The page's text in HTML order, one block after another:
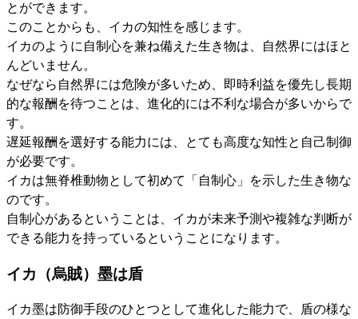
とができます。
このことからも、イカの知性を感じます。
イカのように自制心を兼ね備えた生き物は、自然界にはほと
んどいません。
なぜなら自然界には危険が多いため、即時利益を優先し長期
的な報酬を待つことは、進化的には不利な場合が多いからで
す。
遅延報酬を選好する能力には、とても高度な知性と自己制御
が必要です。
イカは無脊椎動物として初めて「自制心」を示した生き物な
のです。
自制心があるということは、イカが未来予測や複雑な判断が
できる能力を持っているということになります。
イカ（烏賊）墨は盾
イカ墨は防御手段のひとつとして進化した能力で、盾の様な